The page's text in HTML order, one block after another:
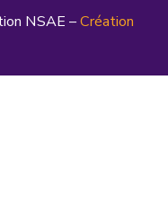
NSAE –Création